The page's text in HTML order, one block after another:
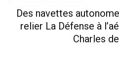
Des navettes
relier La Défense à
Charles